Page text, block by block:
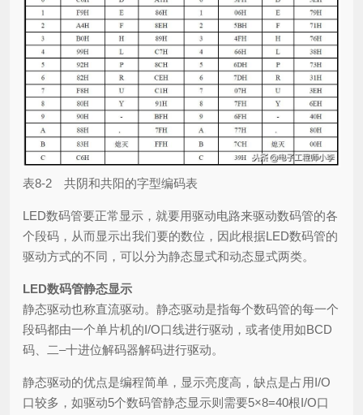
表8-2 共阴和共阳的字型编码表
LED数码管要正常显示，就要用驱动电路来驱动数码管的各
个段码，从而显示出我们要的数位，因此根据LED数码管的
驱动方式的不同，可以分为静态显式和动态显式两类。
LED数码管静态显示
静态驱动也称直流驱动。静态驱动是指每个数码管的每一个
段码都由一个单片机的I/O口线进行驱动，或者使用如BCD
码、二–十进位解码器解码进行驱动。
静态驱动的优点是编程简单，显示亮度高，缺点是占用I/O
口较多，如驱动5个数码管静态显示则需要5×8=40根I/O口